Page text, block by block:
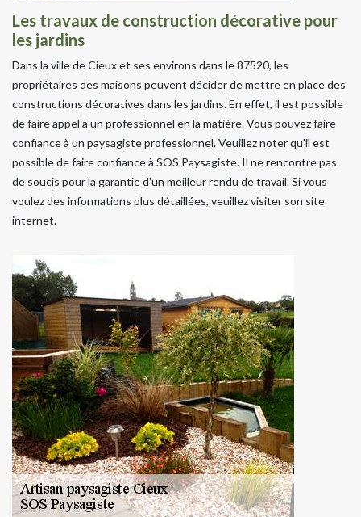
Les travaux de construction décorative pour
les jardins
Dans la ville de Cieux et ses environs dans le 87520, les
propriétaires des maisons peuvent décider de mettre en place des
constructions décoratives dans les jardins. En effet, il est possible
de faire appel à un professionnel en la matière. Vous pouvez faire
confiance à un paysagiste professionnel. Veuillez noter qu'il est
possible de faire confiance à SOS Paysagiste. Il ne rencontre pas
de soucis pour la garantie d'un meilleur rendu de travail. Si vous
voulez des informations plus détaillées, veuillez visiter son site
internet.